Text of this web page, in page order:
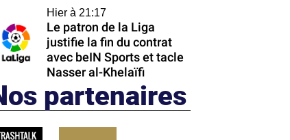
Hier à 21:17
Le patron de la Liga
justifie la fin du contrat
avec beIN Sports et tacle
Nasser al-Khelaïfi
partenaires